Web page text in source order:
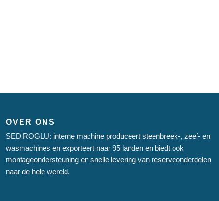
OVER ONS
SEDİROGLU: interne machine produceert steenbreek-, zeef- en
wasmachines en exporteert naar 95 landen en biedt ook
montageondersteuning en snelle levering van reserveonderdelen
naar de hele wereld.